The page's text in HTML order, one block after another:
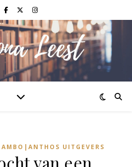
AMBO|ANTHOS UITGEVERS
van een